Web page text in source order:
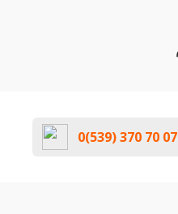
0(539) 370 70 07